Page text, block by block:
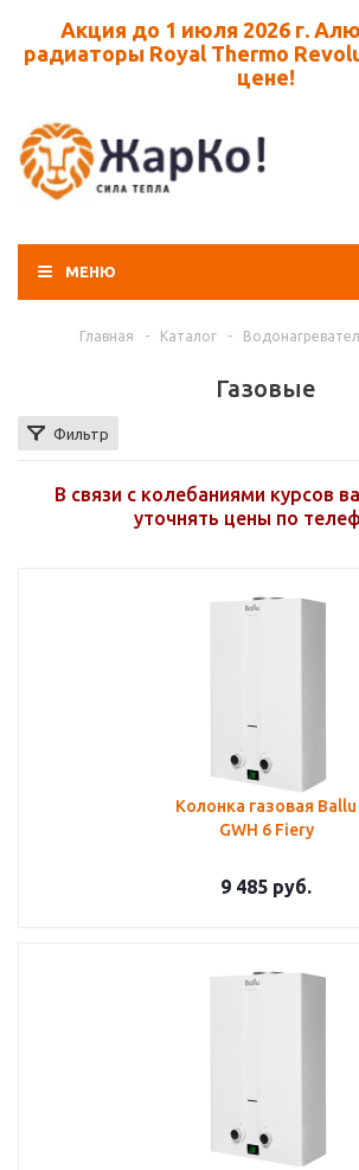
Акция до 1 июля 2026 г.
радиаторы Royal Thermo
цене!
МЕНЮ
Главная - Каталог -
Газовые
Фильтр
В связи с колебаниями курсов
уточнять цены по
Колонка газовая Ballu
GWH 6 Fiery
9 485 руб.